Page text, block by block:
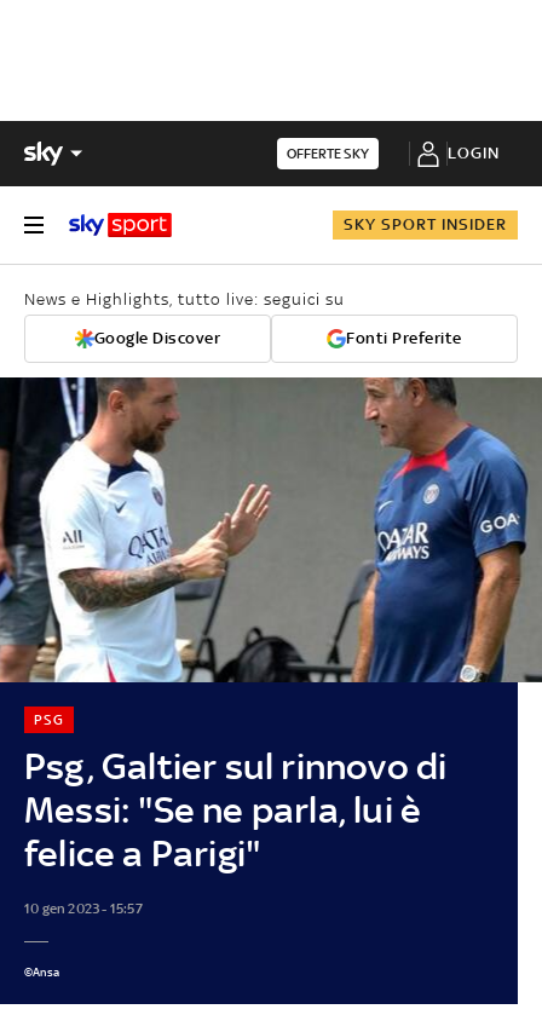
OFFERTE SKY LOGIN
SKY SPORT INSIDER
News e Highlights, tutto live: seguici su
Google Discover Fonti Preferite
Psg, Galtier sul rinnovo di
Messi: "Se ne parla, lui è
felice a Parigi"
PSG
10 gen 2023 - 15:57
©Ansa